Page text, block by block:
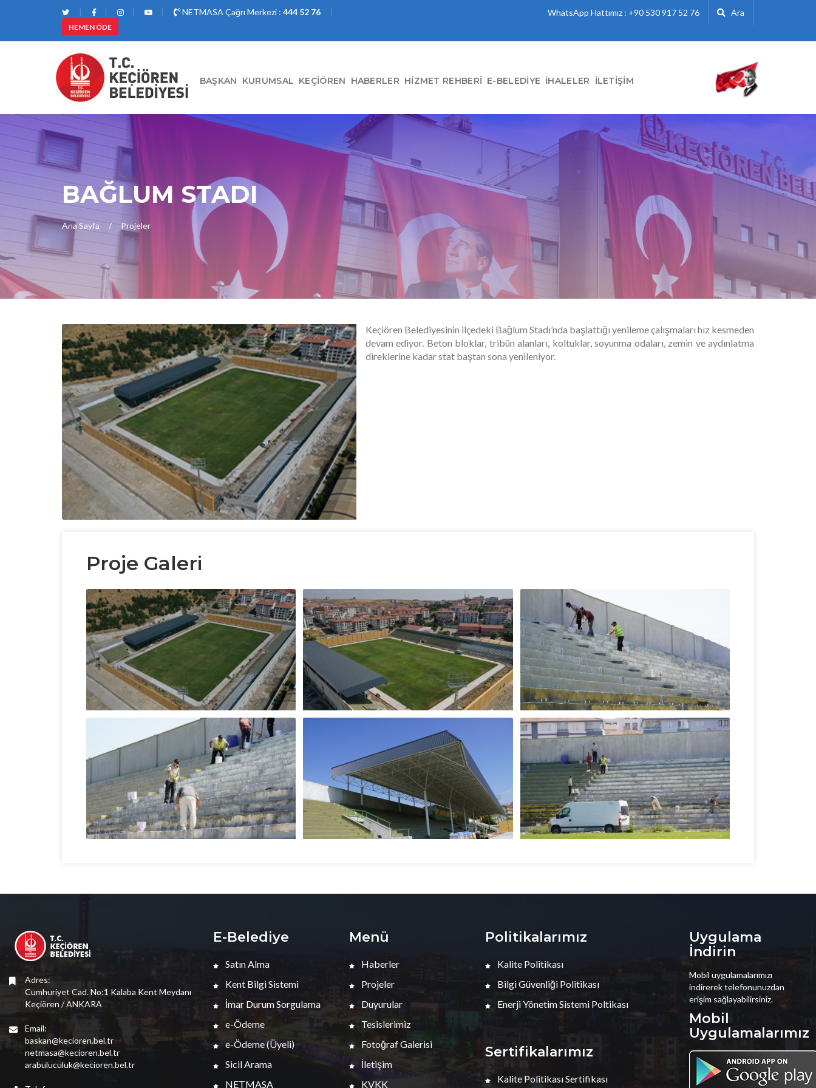
NETMASA Çağrı Merkezi : 444 52 76
HEMEN ÖDE
WhatsApp Hattımız : +90 530 917 52 76 Ara
BAŞKAN KURUMSAL KEÇIÖREN HABERLER HIZMET REHBERI E-BELEDIYE İHALELER İLETIŞIM
BAĞLUM STADI
Ana Sayfa Projeler
Keçiören Belediyesinin ilçedeki Bağlum Stadı’nda başlattığı yenileme çalışmaları hız kesmeden
devam ediyor. Beton bloklar, tribün alanları, koltuklar, soyunma odaları, zemin ve aydınlatma
direklerine kadar stat baştan sona yenileniyor.
Proje Galeri
Adres:
Cumhuriyet Cad. No:1 Kalaba Kent Meydanı
Keçiören / ANKARA
Email:
baskan@kecioren.bel.tr
netmasa@kecioren.bel.tr
arabuluculuk@kecioren.bel.tr
E-Belediye
Satın Alma
Kent Bilgi Sistemi
İmar Durum Sorgulama
e-Ödeme
e-Ödeme (Üyeli)
Sicil Arama
NETMASA
Menü
Haberler
Projeler
Duyurular
Tesislerimiz
Fotoğraf Galerisi
İletişim
KVKK
Politikalarımız
Kalite Politikası
Bilgi Güvenliği Politikası
Enerji Yönetim Sistemi Poltikası
Sertifikalarımız
Kalite Politikası Sertifikası
Uygulama
İndirin
Mobil uygulamalarımızı
indirerek telefonunuzdan
erişim sağlayabilirsiniz.
Mobil
Uygulamalarımız